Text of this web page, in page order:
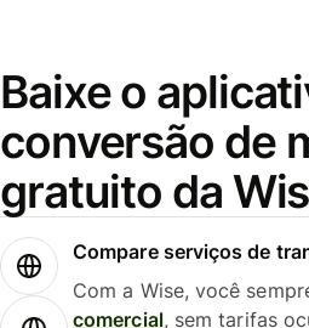
Baixe o
conversão de
gratuito da
Compare serviços de
Com a Wise, você
comercial, sem tarifas